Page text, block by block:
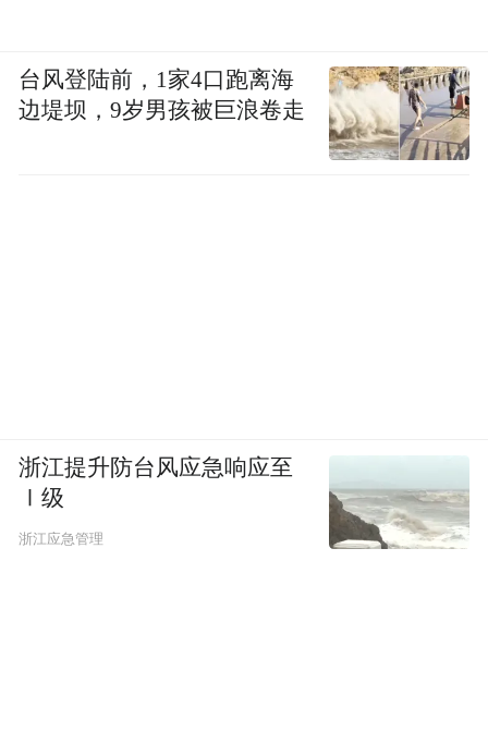
台风登陆前，1家4口跑离海
边堤坝，9岁男孩被巨浪卷走
浙江提升防台风应急响应至
Ⅰ级
浙江应急管理